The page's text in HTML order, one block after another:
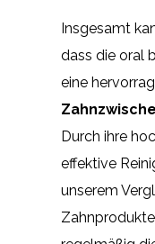
Insgesamt
dass die oral b
eine
Durch ihre
effektive
unserem